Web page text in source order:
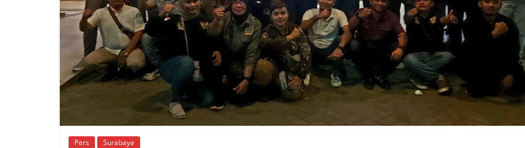
Pers Surabaya
Breaking news
Peristiwa
Situbondo
Tragedi Meninggalnya
Seorang Pria Saat Mandi
Sumber Mata Air Desa